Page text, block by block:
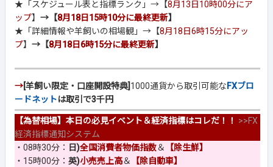
★「スケジュール表と指標ランク」→【8月13日10時00分にア
ップ】 →【8月18日15時10分に最終更新】
★「詳細情報や羊飼いの相場観」→【8月18日6時15分にアッ
プ】 →【8月18日6時15分に最終更新】
→[羊飼い限定・口座開設特典] 1000通貨から取引可能な FXブロ
ードネットは取引で3千円
【為替相場】本日の必見イベント＆経済指標はコレだ！！ >>FX
経済指標通知システム
・08時30分：
日)全国消費者物価指数＆
【除生鮮】
・15時00分： 英)小売売上高＆
【除自動車】